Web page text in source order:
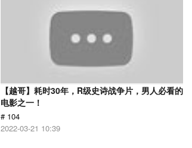
【越哥】耗时30年，R级史诗战争片，男人必看的
电影之一！
# 104
2022-03-21 10:39